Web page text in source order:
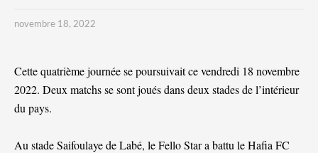
novembre 18, 2022
Cette quatrième journée se poursuivait ce vendredi 18 novembre
2022. Deux matchs se sont joués dans deux stades de l’intérieur
du pays.
Au stade Saifoulaye de Labé, le Fello Star a battu le Hafia FC